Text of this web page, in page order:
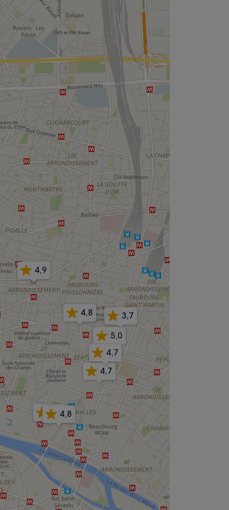
4,8
4,7
4,9
3,7
5,0
5,04,8
4,7